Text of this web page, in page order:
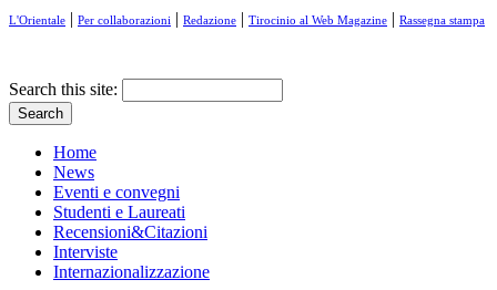
L'Orientale | Per collaborazioni | Redazione | Tirocinio al Web Magazine | Rassegna stampa
Search this site:
Home
News
Eventi e convegni
Studenti e Laureati
Recensioni&Citazioni
Interviste
Internazionalizzazione